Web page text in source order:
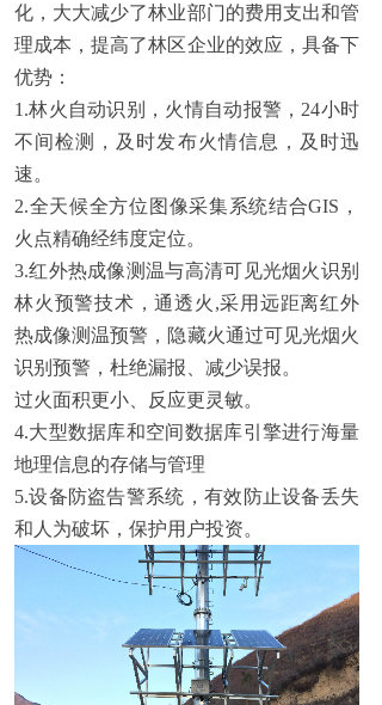
化，大大减少了林业部门的费用支出和管
理成本，提高了林区企业的效应，具备下
优势：
1.林火自动识别，火情自动报警，24小时
不间检测，及时发布火情信息，及时迅
速。
2.全天候全方位图像采集系统结合GIS，
火点精确经纬度定位。
3.红外热成像测温与高清可见光烟火识别
林火预警技术，通透火,采用远距离红外
热成像测温预警，隐藏火通过可见光烟火
识别预警，杜绝漏报、减少误报。
过火面积更小、反应更灵敏。
4.大型数据库和空间数据库引擎进行海量
地理信息的存储与管理
5.设备防盗告警系统，有效防止设备丢失
和人为破坏，保护用户投资。